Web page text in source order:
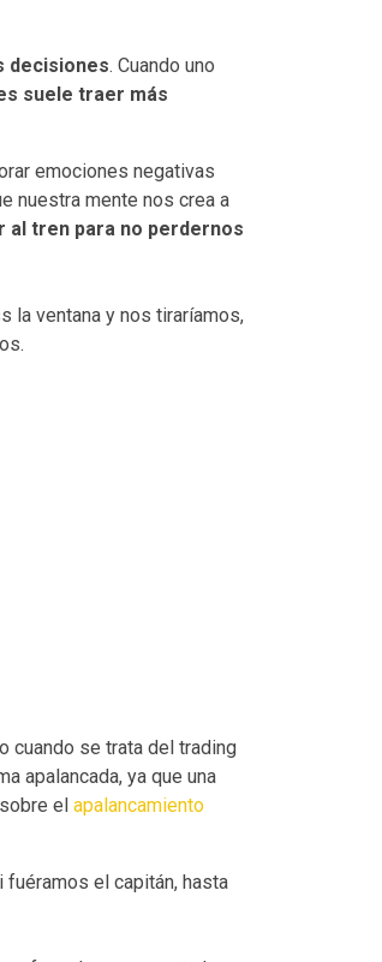
decisiones. Cuando uno
suele traer más
emociones negativas
nuestra mente nos crea a
al tren para no perdernos
la ventana y nos tiraríamos,
cuando se trata del trading
apalancada, ya que una
el apalancamiento
el capitán, hasta